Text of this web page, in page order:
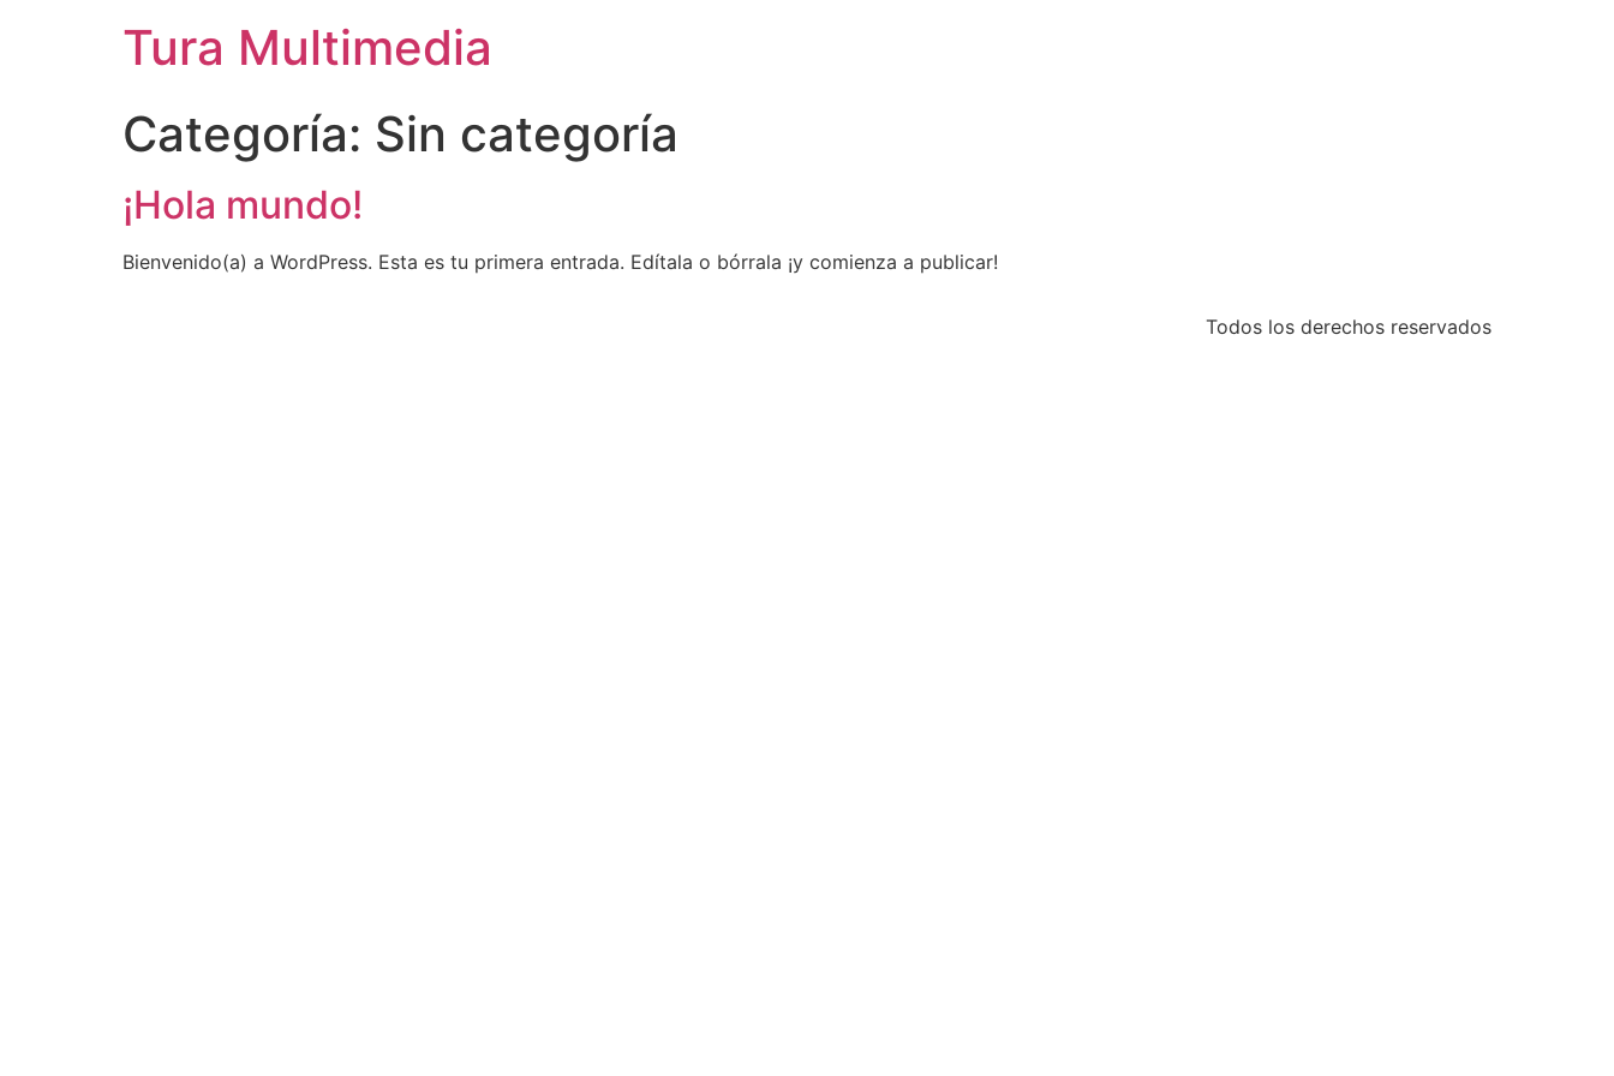
Tura Multimedia
Categoría: Sin categoría
¡Hola mundo!
Bienvenido(a) a WordPress. Esta es tu primera entrada. Edítala o bórrala ¡y comienza a publicar!
Todos los derechos reservados